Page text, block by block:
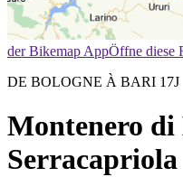
der Bikemap AppÖffne diese
DE BOLOGNE À BARI 17J
Montenero di
Serracapriola